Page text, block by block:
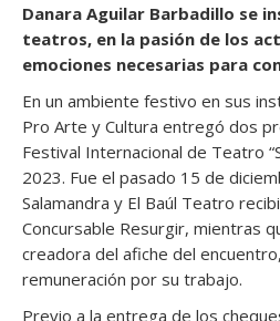
Danara Aguilar Barbadillo se
teatros, en la pasión de los
emociones necesarias para
En un ambiente festivo en sus
Pro Arte y Cultura entregó dos
Festival Internacional de Teatro
2023. Fue el pasado 15 de
Salamandra y El Baúl Teatro
Concursable Resurgir, mientras
creadora del afiche del
remuneración por su trabajo.
Previo a la entrega de los